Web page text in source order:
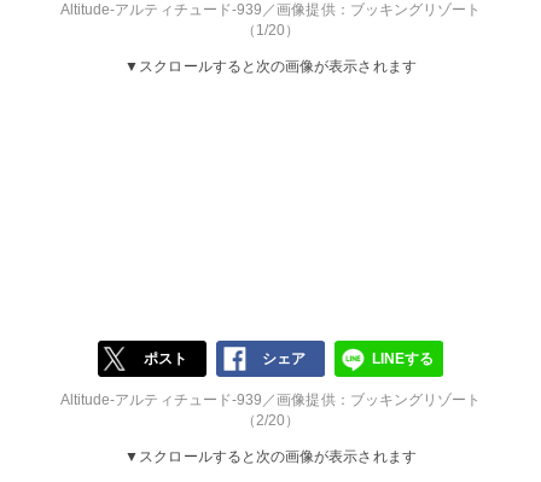
Altitude-アルティチュード-939／画像提供：ブッキングリゾート
（1/20）
▼スクロールすると次の画像が表示されます
ポスト シェア LINEする
Altitude-アルティチュード-939／画像提供：ブッキングリゾート
（2/20）
▼スクロールすると次の画像が表示されます